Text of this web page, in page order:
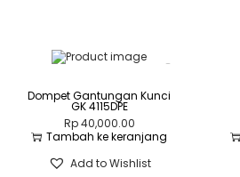
Dompet Gantungan Kunci
GK 4115DPE
Rp40,000.00
Tambah ke keranjang
Add to Wishlist